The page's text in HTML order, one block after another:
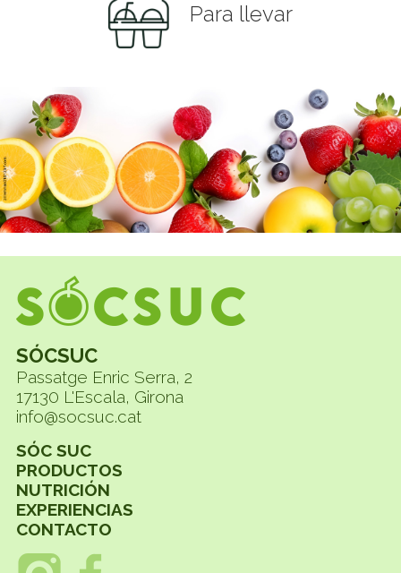
Para llevar
SÓCSUC
Passatge Enric Serra, 2
17130 L'Escala, Girona
info@socsuc.cat
SÓC SUC
PRODUCTOS
NUTRICIÓN
EXPERIENCIAS
CONTACTO